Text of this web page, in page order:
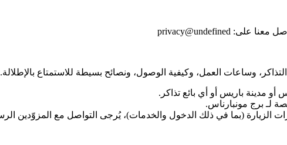
معنا على: privacy@undefined
وساعات العمل، وكيفية الوصول، ونصائح بسيطة للاستمتاع بالإطلالة.
أو مدينة باريس أو أي بائع تذاكر.
الزيارة (بما في ذلك الدخول والخدمات)، يُرجى التواصل مع المزوّدين